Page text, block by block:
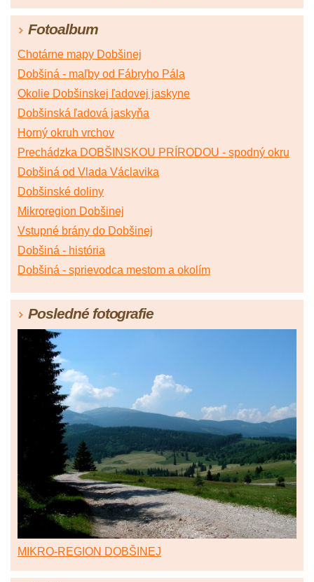
Fotoalbum
Chotárne mapy Dobšinej
Dobšiná - maľby od Fábryho Pála
Okolie Dobšinskej ľadovej jaskyne
Dobšinská ľadová jaskyňa
Horný okruh vrchov
Prechádzka DOBŠINSKOU PRÍRODOU - spodný okru
Dobšiná od Vlada Václavika
Dobšinské doliny
Mikroregion Dobšinej
Vstupné brány do Dobšinej
Dobšiná - história
Dobšiná - sprievodca mestom a okolím
Posledné fotografie
MIKRO-REGION DOBŠINEJ